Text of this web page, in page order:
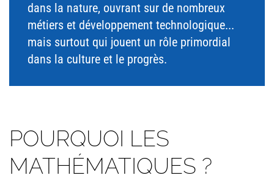
dans la nature, ouvrant sur de nombreux
métiers et développement technologique...
mais surtout qui jouent un rôle primordial
dans la culture et le progrès.
POURQUOI LES
MATHÉMATIQUES ?